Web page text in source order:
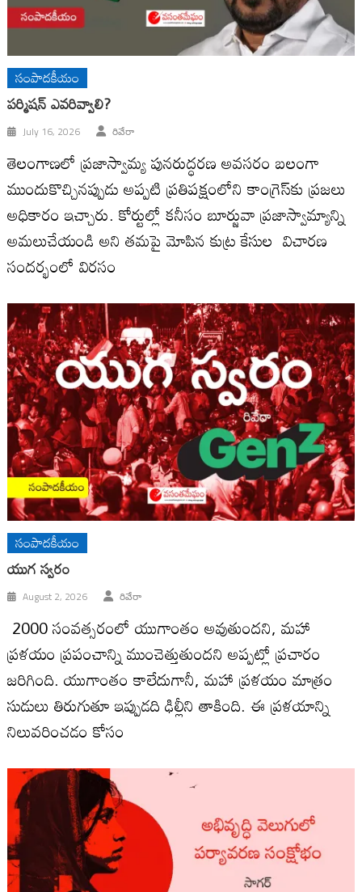
సంపాదకీయం
ప‌ర్మిష‌న్ ఎవ‌రివ్వాలి?
July 16, 2026 రివేరా
తెలంగాణ‌లో ప్ర‌జాస్వామ్య పున‌రుద్ధ‌ర‌ణ అవ‌స‌రం బ‌లంగా
ముందుకొచ్చిన‌ప్పుడు అప్ప‌టి ప్ర‌తిప‌క్షంలోని కాంగ్రెస్‌కు ప్ర‌జ‌లు
అధికారం ఇచ్చారు. కోర్టుల్లో క‌నీసం బూర్జువా ప్ర‌జాస్వామ్యాన్ని
అమ‌లుచేయండి అని త‌మ‌పై మోపిన కుట్ర కేసుల విచార‌ణ
సంద‌ర్భంలో విర‌సం
సంపాదకీయం
యుగ స్వ‌రం
August 2, 2026 రివేరా
2000 సంవ‌త్స‌రంలో యుగాంతం అవుతుంద‌ని, మ‌హా
ప్ర‌ళ‌యం ప్ర‌పంచాన్ని ముంచెత్తుతుంద‌ని అప్ప‌ట్లో ప్ర‌చారం
జ‌రిగింది. యుగాంతం కాలేదుగానీ, మ‌హా ప్ర‌ళ‌యం మాత్రం
సుడులు తిరుగుతూ ఇప్పుడ‌ది ఢిల్లీని తాకింది. ఈ ప్ర‌ళ‌యాన్ని
నిలువ‌రించ‌డం కోసం